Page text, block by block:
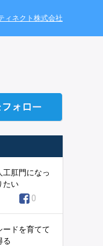
ィネクト株式会社
肛門になっ
たい
0
ードを育てて
る